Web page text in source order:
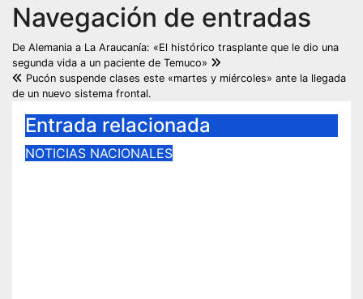
Navegación de entradas
De Alemania a La Araucanía: «El histórico trasplante que le dio una
segunda vida a un paciente de Temuco»
Pucón suspende clases este «martes y miércoles» ante la llegada
de un nuevo sistema frontal.
Entrada relacionada
NOTICIAS NACIONALES